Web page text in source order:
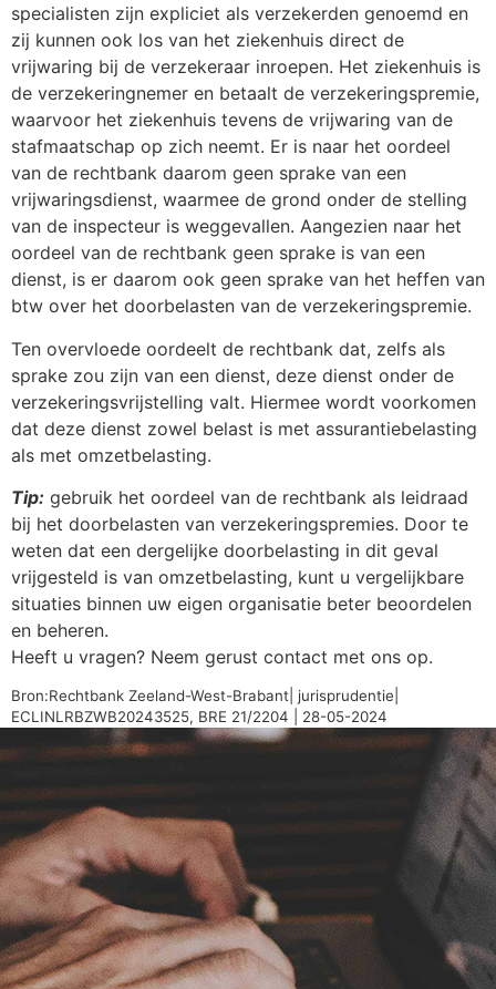
specialisten zijn expliciet als verzekerden genoemd en
zij kunnen ook los van het ziekenhuis direct de
vrijwaring bij de verzekeraar inroepen. Het ziekenhuis is
de verzekeringnemer en betaalt de verzekeringspremie,
waarvoor het ziekenhuis tevens de vrijwaring van de
stafmaatschap op zich neemt. Er is naar het oordeel
van de rechtbank daarom geen sprake van een
vrijwaringsdienst, waarmee de grond onder de stelling
van de inspecteur is weggevallen. Aangezien naar het
oordeel van de rechtbank geen sprake is van een
dienst, is er daarom ook geen sprake van het heffen van
btw over het doorbelasten van de verzekeringspremie.
Ten overvloede oordeelt de rechtbank dat, zelfs als
sprake zou zijn van een dienst, deze dienst onder de
verzekeringsvrijstelling valt. Hiermee wordt voorkomen
dat deze dienst zowel belast is met assurantiebelasting
als met omzetbelasting.
Tip: gebruik het oordeel van de rechtbank als leidraad
bij het doorbelasten van verzekeringspremies. Door te
weten dat een dergelijke doorbelasting in dit geval
vrijgesteld is van omzetbelasting, kunt u vergelijkbare
situaties binnen uw eigen organisatie beter beoordelen
en beheren.
Heeft u vragen? Neem gerust contact met ons op.
Bron:Rechtbank Zeeland-West-Brabant| jurisprudentie|
ECLINLRBZWB20243525, BRE 21/2204 | 28-05-2024